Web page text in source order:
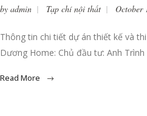
by admin Tạp chí nội thất October
Thông tin chi tiết dự án thiết kế và
Dương Home: Chủ đầu tư: Anh
Read More